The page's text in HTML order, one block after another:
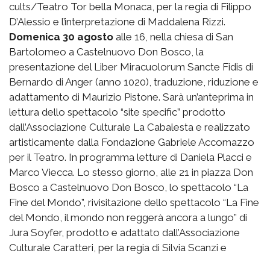
cults/Teatro Tor bella Monaca, per la regia di Filippo
D’Alessio e l’interpretazione di Maddalena Rizzi.
Domenica 30 agosto alle 16, nella chiesa di San
Bartolomeo a Castelnuovo Don Bosco, la
presentazione del Liber Miracuolorum Sancte Fidis di
Bernardo di Anger (anno 1020), traduzione, riduzione e
adattamento di Maurizio Pistone. Sarà un’anteprima in
lettura dello spettacolo “site specific” prodotto
dall’Associazione Culturale La Cabalesta e realizzato
artisticamente dalla Fondazione Gabriele Accomazzo
per il Teatro. In programma letture di Daniela Placci e
Marco Viecca. Lo stesso giorno, alle 21 in piazza Don
Bosco a Castelnuovo Don Bosco, lo spettacolo “La
Fine del Mondo”, rivisitazione dello spettacolo “La Fine
del Mondo, il mondo non reggerà ancora a lungo” di
Jura Soyfer, prodotto e adattato dall’Associazione
Culturale Caratteri, per la regia di Silvia Scanzi e